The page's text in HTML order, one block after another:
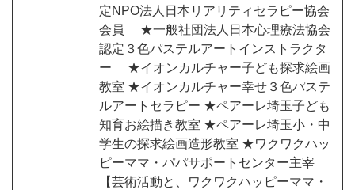
定NPO法人日本リアリティセラピー協会
会員 ★一般社団法人日本心理療法協会
認定３色パステルアートインストラクタ
ー ★イオンカルチャー子ども探求絵画
教室 ★イオンカルチャー幸せ３色パステ
ルアートセラピー ★ペアーレ埼玉子ども
知育お絵描き教室 ★ペアーレ埼玉小・中
学生の探求絵画造形教室 ★ワクワクハッ
ピーママ・パパサポートセンター主宰
【芸術活動と、ワクワクハッピーママ・